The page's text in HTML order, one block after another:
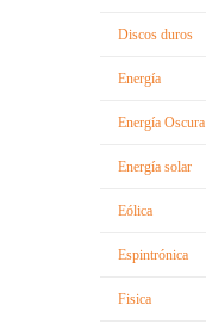
Discos duros
Energía
Energía Oscura
Energía solar
Eólica
Espintrónica
Fisica